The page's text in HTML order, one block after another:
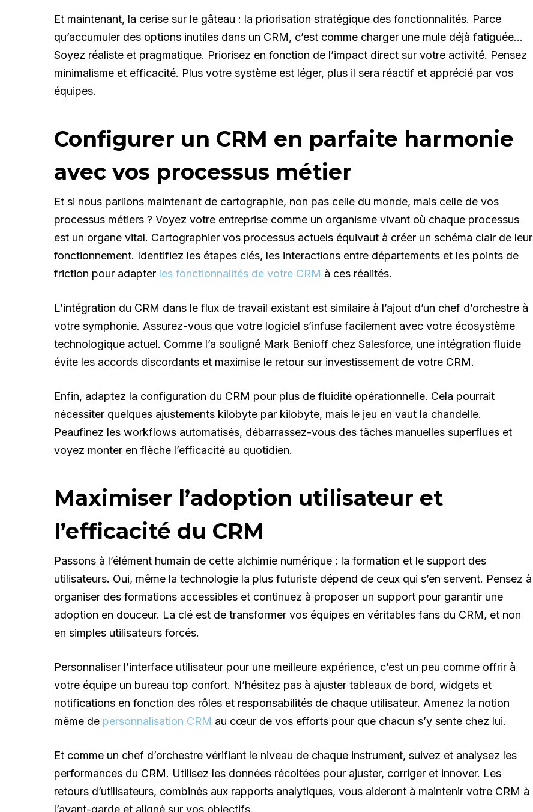
Et maintenant, la cerise sur le gâteau : la priorisation stratégique des fonctionnalités. Parce
qu’accumuler des options inutiles dans un CRM, c’est comme charger une mule déjà fatiguée…
Soyez réaliste et pragmatique. Priorisez en fonction de l’impact direct sur votre activité. Pensez
minimalisme et efficacité. Plus votre système est léger, plus il sera réactif et apprécié par vos
équipes.
Configurer un CRM en parfaite harmonie
avec vos processus métier
Et si nous parlions maintenant de cartographie, non pas celle du monde, mais celle de vos
processus métiers ? Voyez votre entreprise comme un organisme vivant où chaque processus
est un organe vital. Cartographier vos processus actuels équivaut à créer un schéma clair de leur
fonctionnement. Identifiez les étapes clés, les interactions entre départements et les points de
friction pour adapter les fonctionnalités de votre CRM à ces réalités.
L’intégration du CRM dans le flux de travail existant est similaire à l’ajout d’un chef d’orchestre à
votre symphonie. Assurez-vous que votre logiciel s’infuse facilement avec votre écosystème
technologique actuel. Comme l’a souligné Mark Benioff chez Salesforce, une intégration fluide
évite les accords discordants et maximise le retour sur investissement de votre CRM.
Enfin, adaptez la configuration du CRM pour plus de fluidité opérationnelle. Cela pourrait
nécessiter quelques ajustements kilobyte par kilobyte, mais le jeu en vaut la chandelle.
Peaufinez les workflows automatisés, débarrassez-vous des tâches manuelles superflues et
voyez monter en flèche l’efficacité au quotidien.
Maximiser l’adoption utilisateur et
l’efficacité du CRM
Passons à l’élément humain de cette alchimie numérique : la formation et le support des
utilisateurs. Oui, même la technologie la plus futuriste dépend de ceux qui s’en servent. Pensez à
organiser des formations accessibles et continuez à proposer un support pour garantir une
adoption en douceur. La clé est de transformer vos équipes en véritables fans du CRM, et non
en simples utilisateurs forcés.
Personnaliser l’interface utilisateur pour une meilleure expérience, c’est un peu comme offrir à
votre équipe un bureau top confort. N’hésitez pas à ajuster tableaux de bord, widgets et
notifications en fonction des rôles et responsabilités de chaque utilisateur. Amenez la notion
même de personnalisation CRM au cœur de vos efforts pour que chacun s’y sente chez lui.
Et comme un chef d’orchestre vérifiant le niveau de chaque instrument, suivez et analysez les
performances du CRM. Utilisez les données récoltées pour ajuster, corriger et innover. Les
retours d’utilisateurs, combinés aux rapports analytiques, vous aideront à maintenir votre CRM à
l’avant-garde et aligné sur vos objectifs.